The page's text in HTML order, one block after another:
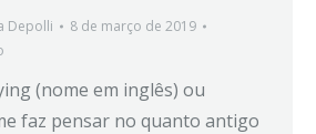
Depolli
8 de março de 2019
(nome em inglês) ou
faz pensar no quanto antigo